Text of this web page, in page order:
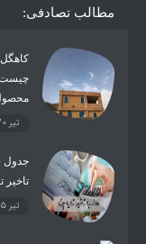
مطالب تصادفی:
کاهگل
تیر 30, 1402
جدول
تاخیر
تیر 15, 1402